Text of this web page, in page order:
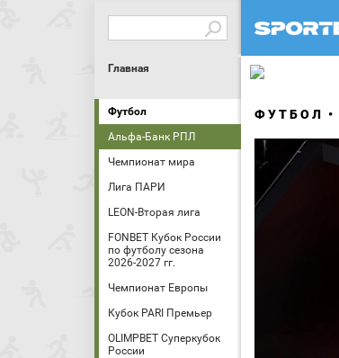
Главная
Футбол
Альфа-Банк РПЛ
Чемпионат мира
Лига ПАРИ
LEON-Вторая лига
FONBET Кубок России
по футболу сезона
2026-2027 гг.
Чемпионат Европы
Кубок PARI Премьер
OLIMPBET Суперкубок
России
ФУТБОЛ